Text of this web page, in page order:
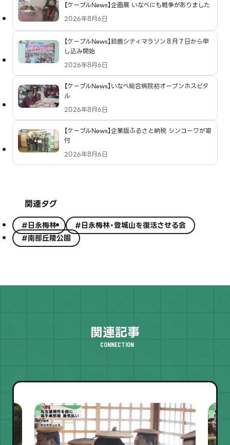
【ケーブルNews】企画展 いなべにも戦争がありました
2026年8月6日
【ケーブルNews】鈴鹿シティマラソン８月７日から申
し込み開始
2026年8月6日
【ケーブルNews】いなべ総合病院初オープンホスピタ
ル
2026年8月6日
【ケーブルNews】企業版ふるさと納税 シンコーワが寄
付
2026年8月6日
関連タグ
#日永梅林
#日永梅林・登城山を復活させる会
#南部丘陵公園
関連記事
CONNECTION